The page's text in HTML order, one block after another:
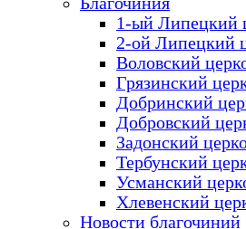
1-ый Липецкий
2-ой Липецкий
Воловский
Грязинский
Добринский
Добровский
Задонский
Тербунский
Усманский
Хлевенский
Новости благочиний